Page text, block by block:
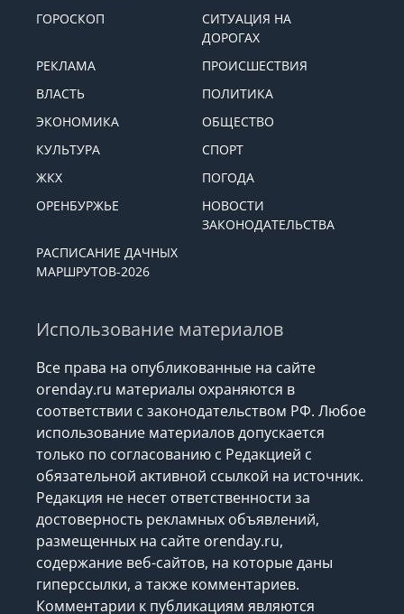
ГОРОСКОП
СИТУАЦИЯ НА
ДОРОГАХ
РЕКЛАМА
ПРОИСШЕСТВИЯ
ВЛАСТЬ
ПОЛИТИКА
ЭКОНОМИКА
ОБЩЕСТВО
КУЛЬТУРА
СПОРТ
ЖКХ
ПОГОДА
ОРЕНБУРЖЬЕ
НОВОСТИ
ЗАКОНОДАТЕЛЬСТВА
РАСПИСАНИЕ ДАЧНЫХ
МАРШРУТОВ-2026
Использование материалов
Все права на опубликованные на сайте
orenday.ru материалы охраняются в
соответствии с законодательством РФ. Любое
использование материалов допускается
только по согласованию с Редакцией с
обязательной активной ссылкой на источник.
Редакция не несет ответственности за
достоверность рекламных объявлений,
размещенных на сайте orenday.ru,
содержание веб-сайтов, на которые даны
гиперссылки, а также комментариев.
Комментарии к публикациям являются